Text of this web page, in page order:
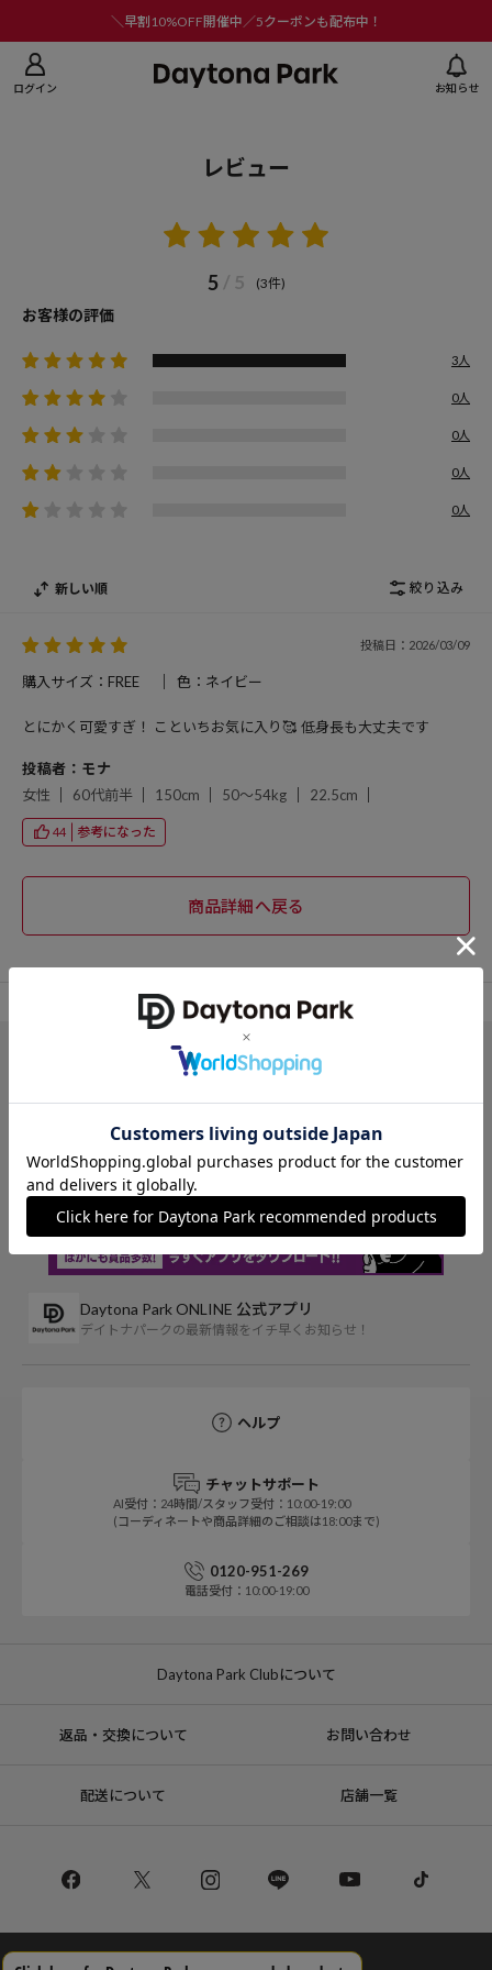
＼早割10%OFF開催中／5クーポンも配布中！
ログイン お知らせ
レビュー
5 / 5 (3件)
お客様の評価
3人
0人
0人
0人
0人
新しい順 絞り込み
投稿日：2026/03/09
購入サイズ：FREE 色：ネイビー
とにかく可愛すぎ！ こといちお気に入り🥰 低身長も大丈夫です
投稿者：モナ
女性
60代前半 150cm 50～54kg 22.5cm
44 参考になった
FREAK'S STORE ジャケット/アウター ブルゾン
Daytona Park ONLINE 公式アプリ
デイトナパークの最新情報をイチ早くお知らせ！
ヘルプ
チャットサポート
AI受付：24時間/スタッフ受付：10:00-19:00
(コーディネートや商品詳細のご相談は18:00まで)
0120-951-269
電話受付：10:00-19:00
Daytona Park Clubについて
返品・交換について お問い合わせ
配送について 店舗一覧